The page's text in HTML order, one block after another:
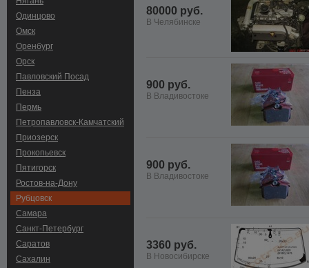
Одинцово
Омск
Оренбург
Орск
Павловский Посад
Пенза
Пермь
Петропавловск-Камчатский
Приозерск
Прокопьевск
Пятигорск
Ростов-на-Дону
Рубцовск
Самара
Санкт-Петербург
Саратов
Сахалин
80000 руб.
В Челябинске
900 руб.
В Владивостоке
900 руб.
В Владивостоке
3360 руб.
В Новосибирске